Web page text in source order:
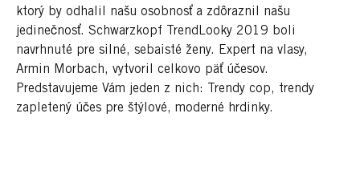
ktorý by odhalil našu osobnosť a zdôraznil našu
jedinečnosť. Schwarzkopf TrendLooky 2019 boli
navrhnuté pre silné, sebaisté ženy. Expert na vlasy,
Armin Morbach, vytvoril celkovo päť účesov.
Predstavujeme Vám jeden z nich: Trendy cop, trendy
zapletený účes pre štýlové, moderné hrdinky.